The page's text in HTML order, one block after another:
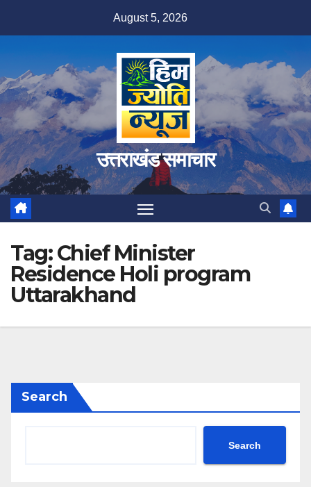
August 5, 2026
उत्तराखंड समाचार
Tag:Chief Minister
Residence Holi program
Uttarakhand
Search
Search